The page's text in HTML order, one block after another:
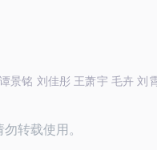
景铭 刘佳彤 王萧宇 毛卉 刘
转载使用。